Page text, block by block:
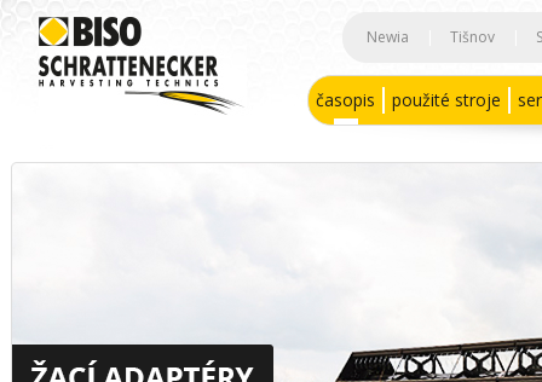
Newia Tišnov
časopis použité stroje